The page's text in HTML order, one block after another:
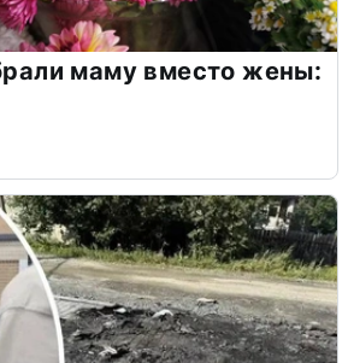
маму вместо жены: